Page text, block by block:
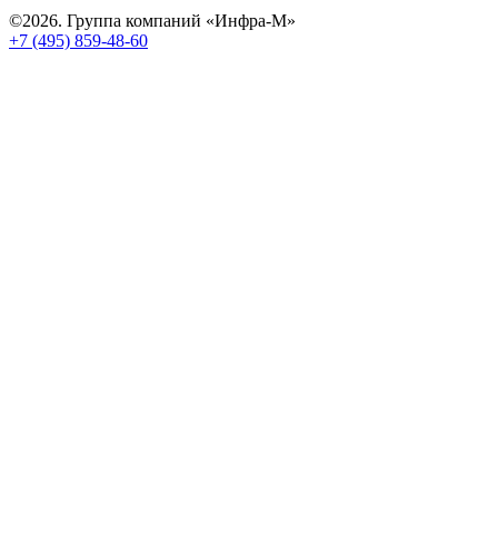
©2026. Группа компаний «Инфра-М»
+7 (495) 859-48-60